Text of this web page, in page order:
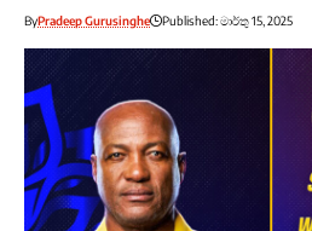
ByPradeep Gurusinghe Published: මාර්තු 15, 2025